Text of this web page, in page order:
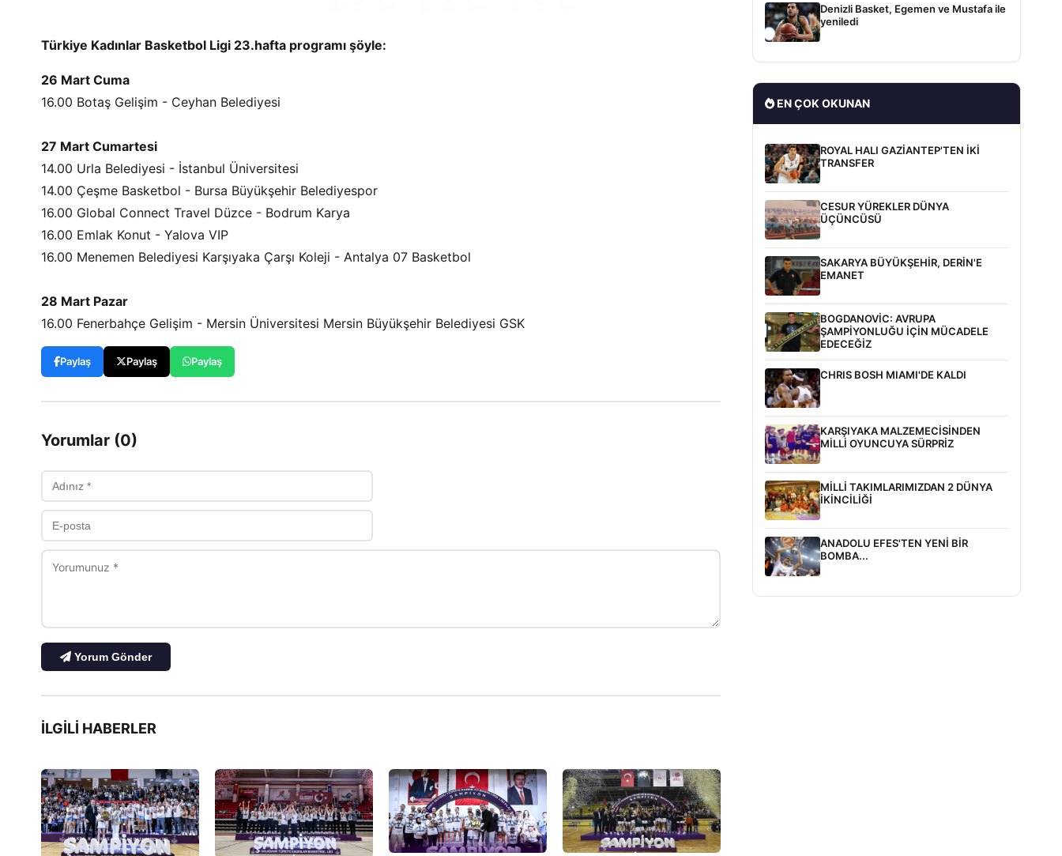
Türkiye Kadınlar Basketbol Ligi 23.hafta programı şöyle:
26 Mart Cuma
16.00 Botaş Gelişim - Ceyhan Belediyesi
27 Mart Cumartesi
14.00 Urla Belediyesi - İstanbul Üniversitesi
14.00 Çeşme Basketbol - Bursa Büyükşehir Belediyespor
16.00 Global Connect Travel Düzce - Bodrum Karya
16.00 Emlak Konut - Yalova VIP
16.00 Menemen Belediyesi Karşıyaka Çarşı Koleji - Antalya 07 Basketbol
28 Mart Pazar
16.00 Fenerbahçe Gelişim - Mersin Üniversitesi Mersin Büyükşehir Belediyesi GSK
Paylaş Paylaş Paylaş
Yorumlar (0)
Yorum Gönder
İLGILI HABERLER
Denizli Basket, Egemen ve Mustafa ile
yeniledi
EN ÇOK OKUNAN
ROYAL HALI GAZİANTEP'TEN İKİ
TRANSFER
CESUR YÜREKLER DÜNYA
ÜÇÜNCÜSÜ
SAKARYA BÜYÜKŞEHİR, DERİN'E
EMANET
BOGDANOVİC: AVRUPA
ŞAMPİYONLUĞU İÇİN MÜCADELE
EDECEĞİZ
CHRIS BOSH MIAMI'DE KALDI
KARŞIYAKA MALZEMECİSİNDEN
MİLLİ OYUNCUYA SÜRPRİZ
MİLLİ TAKIMLARIMIZDAN 2 DÜNYA
İKİNCİLİĞİ
ANADOLU EFES'TEN YENİ BİR
BOMBA...